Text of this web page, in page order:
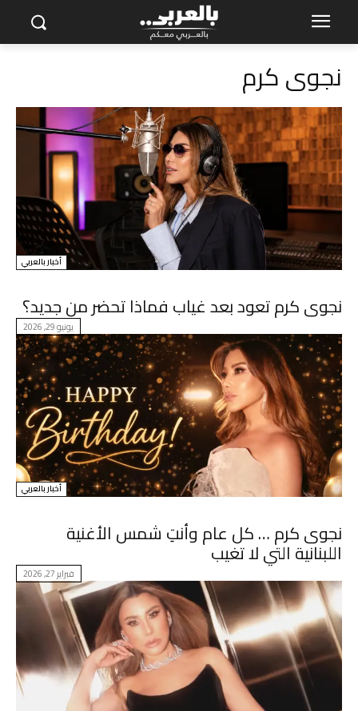
نجوى كرم
أخبار بالعربي
نجوى كرم تعود بعد غياب فماذا تحضر من جديد؟
يونيو 29, 2026
أخبار بالعربي
نجوى كرم … كل عام وأنتِ شمس الأغنية
اللبنانية التي لا تغيب
فبراير 27, 2026